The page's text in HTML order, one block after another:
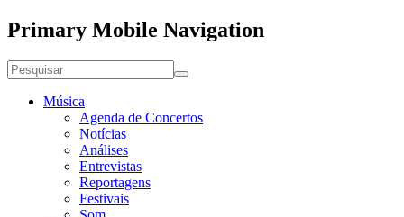
Primary Mobile Navigation
Música
Agenda de Concertos
Notícias
Análises
Entrevistas
Reportagens
Festivais